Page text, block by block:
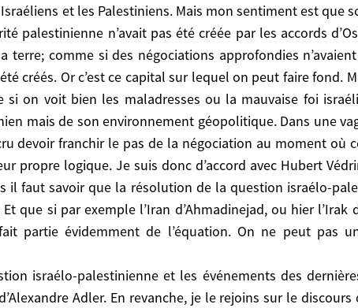
et les Palestiniens. Mais mon sentiment est que
palestinienne n’avait pas été créée par les accords
terre; comme si des négociations approfondies
créés. Or c’est ce capital sur lequel on peut faire fond.
on voit bien les maladresses ou la mauvaise foi
mais de son environnement géopolitique. Dans une
devoir franchir le pas de la négociation au moment où
propre logique. Je suis donc d’accord avec Hubert
il faut savoir que la résolution de la question israélo-
que si par exemple l’Iran d’Ahmadinejad, ou hier
partie évidemment de l’équation. On ne peut pas
israélo-palestinienne et les événements des
Adler. En revanche, je le rejoins sur le
sur la question de savoir si la question
et les Palestiniens. Mais mon sentiment est que
n’avait pas été créée par les accords d’Oslo
négociations approfondies n’avaient pas eu lieu à
lequel on peut faire fond. Mais je ne peux pas
mauvaise foi israélienne qui sourd de temps à autre
une vague islamiste très violente qui a débouché
celle-ci était très largement ouverte en l’an 2000.
il faut résoudre ce problème, pas à la fin du
est intimement liée, par toutes sortes de
ont pesé de tout leur poids pour empêcher une
à-face israélo-palestinien.
palestinienne et les événements des dernières
revanche, je le rejoins sur le discours du Caire.
même dit avant) d’adresser un discours au monde